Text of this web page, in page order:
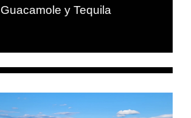
Guacamole y Tequila